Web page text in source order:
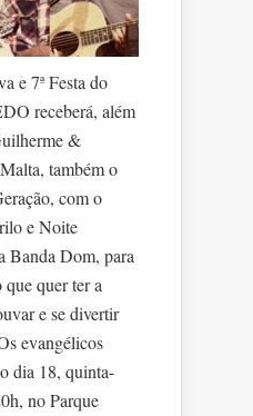
e 7ª Festa do
receberá, além
&
também o
com o
e Noite
Banda Dom, para
quer ter a
e se divertir
evangélicos
dia 18, quinta-
no Parque